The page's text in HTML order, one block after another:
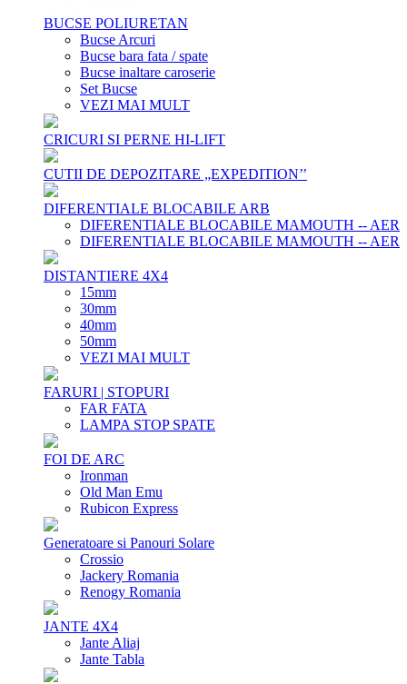
BUCSE POLIURETAN
Bucse Arcuri
Bucse bara fata / spate
Bucse inaltare caroserie
Set Bucse
VEZI MAI MULT
CRICURI SI PERNE HI-LIFT
CUTII DE DEPOZITARE „EXPEDITION’’
DIFERENTIALE BLOCABILE ARB
DIFERENTIALE BLOCABILE MAMOUTH -- AER
DIFERENTIALE BLOCABILE MAMOUTH -- AER
DISTANTIERE 4X4
15mm
30mm
40mm
50mm
VEZI MAI MULT
FARURI | STOPURI
FAR FATA
LAMPA STOP SPATE
FOI DE ARC
Ironman
Old Man Emu
Rubicon Express
Generatoare si Panouri Solare
Crossio
Jackery Romania
Renogy Romania
JANTE 4X4
Jante Aliaj
Jante Tabla